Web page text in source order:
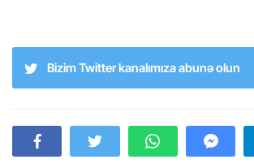
Bizim Twitter kanalımıza abunə olun